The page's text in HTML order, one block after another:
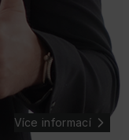
Více informací